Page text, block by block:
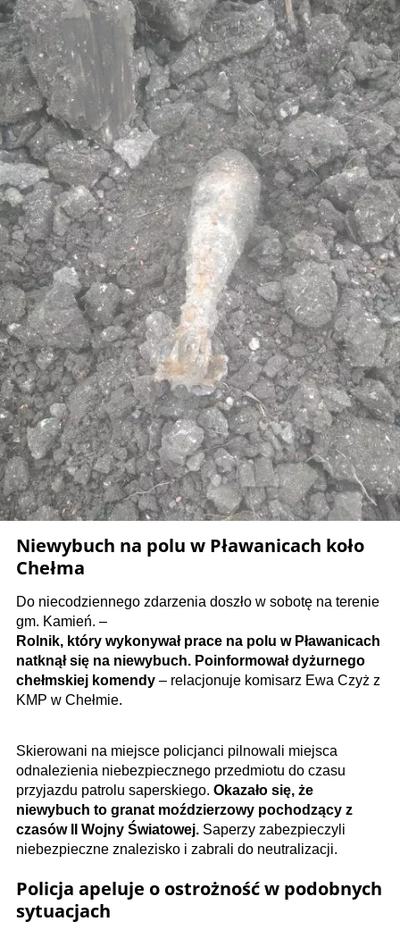
Niewybuch na polu w Pławanicach koło
Chełma
Do niecodziennego zdarzenia doszło w sobotę na terenie
gm. Kamień. –
Rolnik, który wykonywał prace na polu w Pławanicach
natknął się na niewybuch. Poinformował dyżurnego
chełmskiej komendy – relacjonuje komisarz Ewa Czyż z
KMP w Chełmie.
Skierowani na miejsce policjanci pilnowali miejsca
odnalezienia niebezpiecznego przedmiotu do czasu
przyjazdu patrolu saperskiego. Okazało się, że
niewybuch to granat moździerzowy pochodzący z
czasów II Wojny Światowej. Saperzy zabezpieczyli
niebezpieczne znalezisko i zabrali do neutralizacji.
Policja apeluje o ostrożność w podobnych
sytuacjach